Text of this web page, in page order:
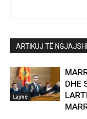
ARTIKUJ TË
Lajme
DHE